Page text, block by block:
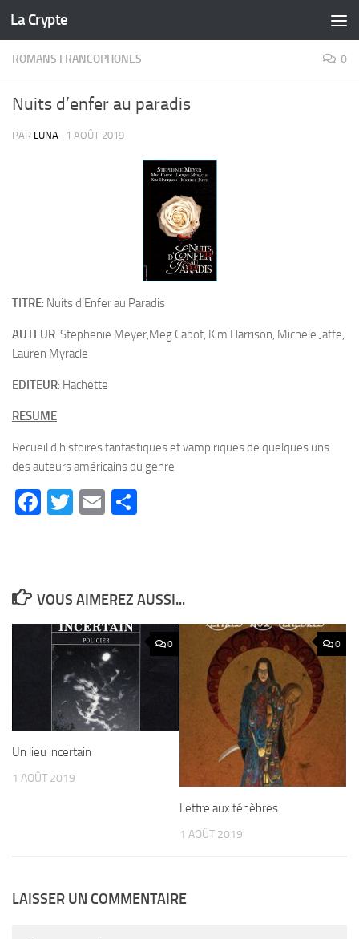
Skip to content
La Crypte
ROMANS FRANCOPHONES 0
Nuits d’enfer au paradis
PAR LUNA · 1 AOÛT 2019
TITRE: Nuits d’Enfer au Paradis
AUTEUR: Stephenie Meyer,Meg Cabot, Kim Harrison, Michele Jaffe,
Lauren Myracle
EDITEUR: Hachette
RESUME
Recueil d’histoires fantastiques et vampiriques de quelques uns
des auteurs américains du genre
Facebook
Twitter
Email
VOUS AIMEREZ AUSSI...
0
Un lieu incertain
1 AOÛT 2019
0
Lettre aux ténèbres
1 AOÛT 2019
LAISSER UN COMMENTAIRE